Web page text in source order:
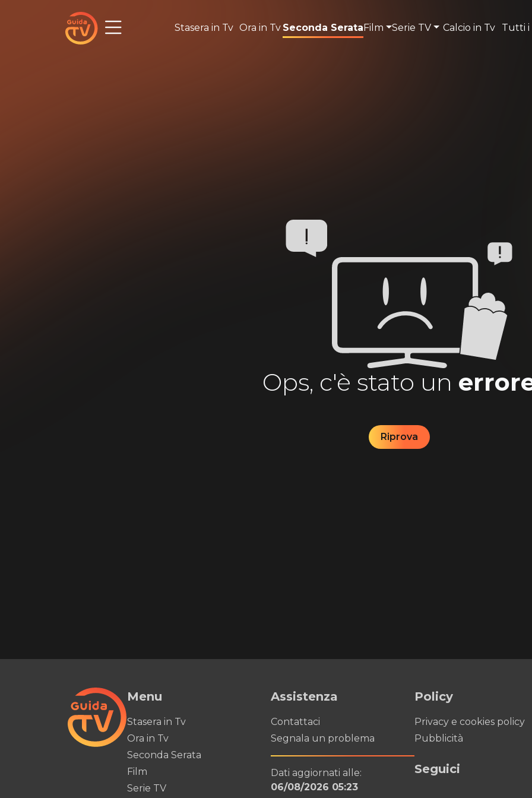
Stasera in Tv Ora in Tv Seconda SerataFilm Serie TV Calcio in Tv Tutti i
Ops, c'è stato un
Riprova
Menu
Stasera in Tv
Ora in Tv
Seconda Serata
Film
Serie TV
Assistenza
Contattaci
Segnala un problema
Dati aggiornati alle:
06/08/2026 05:23
Policy
Privacy e cookies policy
Pubblicità
Seguici